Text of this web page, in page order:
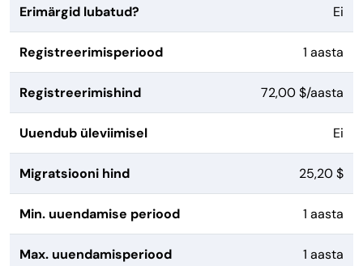
Erimärgid lubatud? Ei
Registreerimisperiood 1 aasta
Registreerimishind 72,00 $/aasta
Uuendub üleviimisel Ei
Migratsiooni hind 25,20 $
Min. uuendamise periood 1 aasta
Max. uuendamisperiood 1 aasta